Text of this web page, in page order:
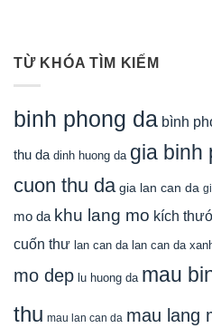
TỪ KHÓA TÌM KIẾM
binh phong da bình
thu da dinh huong da gia binh
cuon thu da gia lan can da
mo da khu lang mo kích
cuốn thư lan can da lan can da
mo dep lu huong da mau
thu mau lan can da mau lang